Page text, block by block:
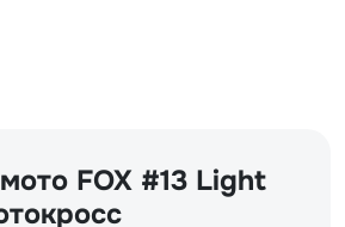
FOX #13 Light